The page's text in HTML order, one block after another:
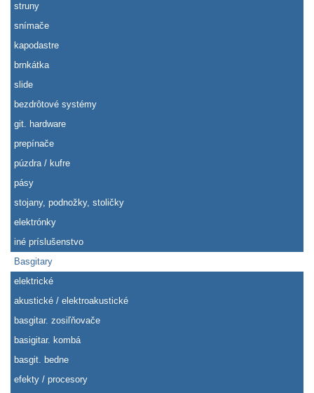
struny
snímače
kapodastre
brnkátka
slide
bezdrôtové systémy
git. hardware
prepínače
púzdra / kufre
pásy
stojany, podnožky, stoličky
elektrónky
iné príslušenstvo
Basgitary
elektrické
akustické / elektroakustické
basgitar. zosiľňovače
basigitar. kombá
basgit. bedne
efekty / procesory